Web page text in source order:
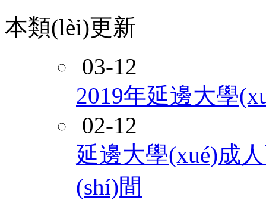
本類(lèi)更新
03-12
2019年延邊大學
02-12
延邊大學(xué)成
(shí)間